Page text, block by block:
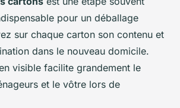
pour un déballage
sur chaque carton son contenu et
dans le nouveau domicile.
visible facilite grandement le
et le vôtre lors de